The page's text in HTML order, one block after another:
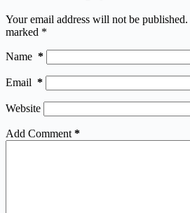
Your email address will not be published.
marked *
Name *
Email *
Website
Add Comment *